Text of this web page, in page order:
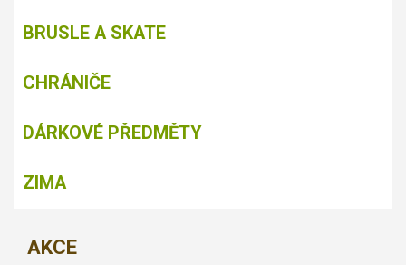
BRUSLE A SKATE
CHRÁNIČE
DÁRKOVÉ PŘEDMĚTY
ZIMA
AKCE